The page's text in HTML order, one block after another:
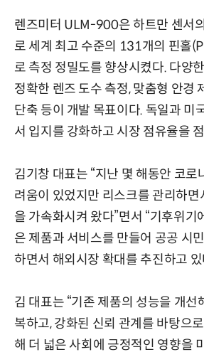
렌즈미터 ULM-900은 하트만 센서
로 세계 최고 수준의 131개의 핀홀
로 측정 정밀도를 향상시켰다. 다양
정확한 렌즈 도수 측정, 맞춤형 안경
단축 등이 개발 목표이다. 독일과 미
서 입지를 강화하고 시장 점유율을
김기창 대표는 “지난 몇 해동안 코로
려움이 있었지만 리스크를 관리하면
을 가속화시켜 왔다”면서 “기후위기
은 제품과 서비스를 만들어 공공 시
하면서 해외시장 확대를 추진하고
김 대표는 “기존 제품의 성능을 개선
복하고, 강화된 신뢰 관계를 바탕으
해 더 넓은 사회에 긍정적인 영향을